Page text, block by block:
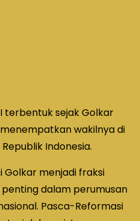
terbentuk sejak Golkar
menempatkan wakilnya di
Indonesia.
Golkar menjadi fraksi
dalam perumusan
Pasca-Reformasi